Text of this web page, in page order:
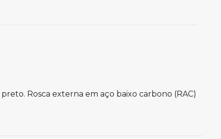
Rosca externa em aço baixo carbono (RAC)